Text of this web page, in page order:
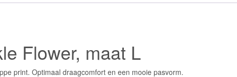
Flower, maat L
print. Optimaal draagcomfort en een mooie pasvorm.